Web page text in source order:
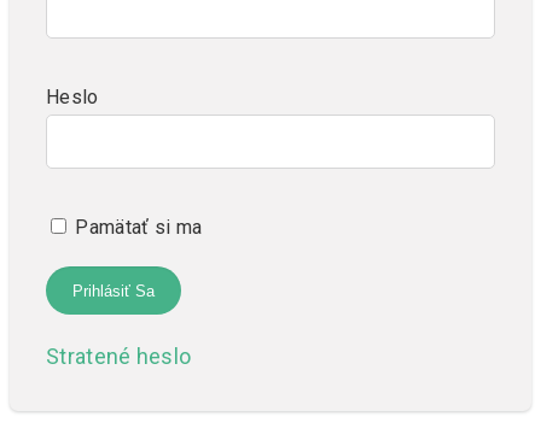
Heslo
Pamätať si ma
Stratené heslo